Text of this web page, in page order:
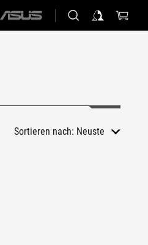
ASUS
Sortieren nach: Neuste